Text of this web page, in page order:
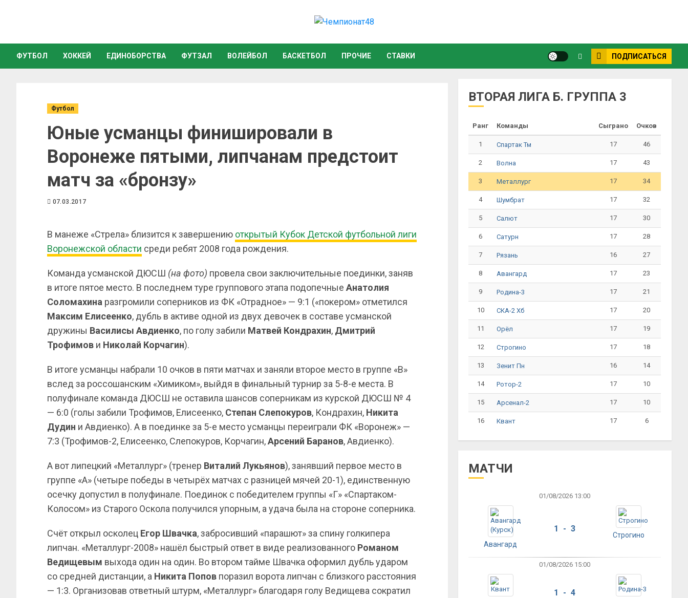
ФУТБОЛ ХОККЕЙ ЕДИНОБОРСТВА ФУТЗАЛ ВОЛЕЙБОЛ БАСКЕТБОЛ ПРОЧИЕ СТАВКИ ПОДПИСАТЬСЯ
Футбол
Юные усманцы финишировали в
Воронеже пятыми, липчанам предстоит
матч за «бронзу»
07.03.2017
В манеже «Стрела» близится к завершению открытый Кубок Детской футбольной лиги
Воронежской области среди ребят 2008 года рождения.
Команда усманской ДЮСШ (на фото) провела свои заключительные поединки, заняв
в итоге пятое место. В последнем туре группового этапа подопечные Анатолия
Соломахина разгромили соперников из ФК «Отрадное» — 9:1 («покером» отметился
Максим Елисеенко, дубль в активе одной из двух девочек в составе усманской
дружины Василисы Авдиенко, по голу забили Матвей Кондрахин, Дмитрий
Трофимов и Николай Корчагин).
В итоге усманцы набрали 10 очков в пяти матчах и заняли второе место в группе «В»
вслед за россошанским «Химиком», выйдя в финальный турнир за 5-8-е места. В
полуфинале команда ДЮСШ не оставила шансов соперникам из курской ДЮСШ № 4
— 6:0 (голы забили Трофимов, Елисеенко, Степан Слепокуров, Кондрахин, Никита
Дудин и Авдиенко). А в поединке за 5-е место усманцы переиграли ФК «Воронеж» —
7:3 (Трофимов-2, Елисеенко, Слепокуров, Корчагин,Арсений Баранов, Авдиенко).
А вот липецкий «Металлург» (тренер Виталий Лукьянов), занявший первое место в
группе «А» (четыре победы в четырёх матчах с разницей мячей 20-1), единственную
осечку допустил в полуфинале. Поединок с победителем группы «Г» «Спартаком-
Колосом» из Старого Оскола получился упорным, а удача была на стороне соперника.
Счёт открыл осколец Егор Швачка, забросивший «парашют» за спину голкипера
липчан. «Металлург-2008» нашёл быстрый ответ в виде реализованного Романом
Ведищевым выхода один на один. Во втором тайме Швачка оформил дубль ударом
со средней дистанции, а Никита Попов поразил ворота липчан с близкого расстояния
— 1:3. Организовав ответный штурм, «Металлург» благодаря голу Ведищева сократил
ВТОРАЯ ЛИГА Б. ГРУППА 3
Ранг Команды Сыграно Очков
1 Спартак Тм 17 46
2 Волна 17 43
3 Металлург 17 34
4 Шумбрат 17 32
5 Салют 17 30
6 Сатурн 17 28
7 Рязань 16 27
8 Авангард 17 23
9 Родина-3 17 21
10 СКА-2 Хб 17 20
11 Орёл 17 19
12 Строгино 17 18
13 Зенит Пн 16 14
14 Ротор-2 17 10
15 Арсенал-2 17 10
16 Квант 17 6
МАТЧИ
01/08/2026 13:00
Авангард
1 - 3
Строгино
01/08/2026 15:00
1 - 4